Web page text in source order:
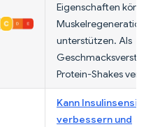
Eigenschaften
Muskelregeneration
unterstützen. Als
Protein-Shakes
Kann
verbessern und